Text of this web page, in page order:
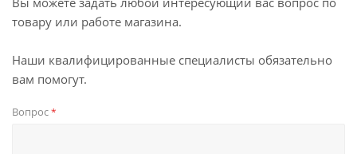
товару или работе магазина.
Наши квалифицированные специалисты обязательно
вам помогут.
Вопрос*